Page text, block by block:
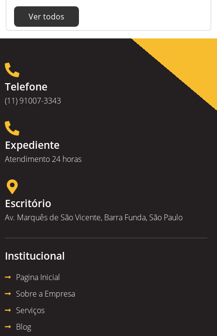
Ver todos
Telefone
(11) 91007-3343
Expediente
Atendimento 24 horas
Escritório
Av. Marquês de São Vicente, Barra Funda, São Paulo
Institucional
Pagina Inicial
Sobre a Empresa
Serviços
Blog